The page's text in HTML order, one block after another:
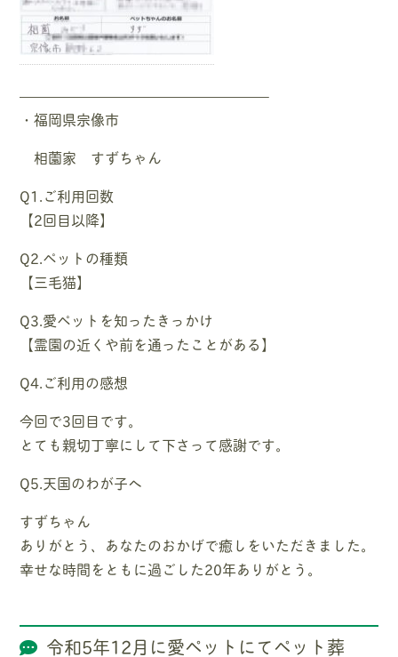
—————————————————–
・福岡県宗像市
相薗家 すずちゃん
Q1.ご利用回数
【2回目以降】
Q2.ペットの種類
【三毛猫】
Q3.愛ペットを知ったきっかけ
【霊園の近くや前を通ったことがある】
Q4.ご利用の感想
今回で3回目です。
とても親切丁寧にして下さって感謝です。
Q5.天国のわが子へ
すずちゃん
ありがとう、あなたのおかげで癒しをいただきました。
幸せな時間をともに過ごした20年ありがとう。
令和5年12月に愛ペットにてペット葬